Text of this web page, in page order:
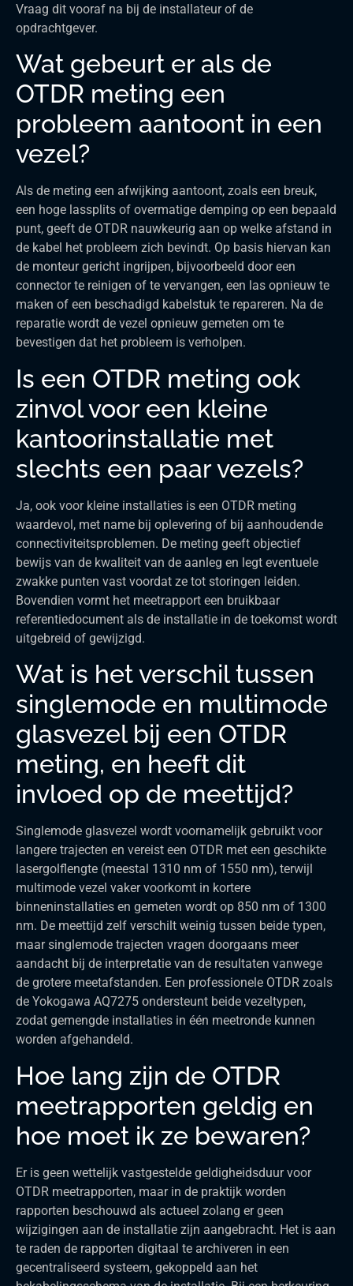
Vraag dit vooraf na bij de installateur of de
opdrachtgever.
Wat gebeurt er als de
OTDR meting een
probleem aantoont in een
vezel?
Als de meting een afwijking aantoont, zoals een breuk,
een hoge lassplits of overmatige demping op een bepaald
punt, geeft de OTDR nauwkeurig aan op welke afstand in
de kabel het probleem zich bevindt. Op basis hiervan kan
de monteur gericht ingrijpen, bijvoorbeeld door een
connector te reinigen of te vervangen, een las opnieuw te
maken of een beschadigd kabelstuk te repareren. Na de
reparatie wordt de vezel opnieuw gemeten om te
bevestigen dat het probleem is verholpen.
Is een OTDR meting ook
zinvol voor een kleine
kantoorinstallatie met
slechts een paar vezels?
Ja, ook voor kleine installaties is een OTDR meting
waardevol, met name bij oplevering of bij aanhoudende
connectiviteitsproblemen. De meting geeft objectief
bewijs van de kwaliteit van de aanleg en legt eventuele
zwakke punten vast voordat ze tot storingen leiden.
Bovendien vormt het meetrapport een bruikbaar
referentiedocument als de installatie in de toekomst wordt
uitgebreid of gewijzigd.
Wat is het verschil tussen
singlemode en multimode
glasvezel bij een OTDR
meting, en heeft dit
invloed op de meettijd?
Singlemode glasvezel wordt voornamelijk gebruikt voor
langere trajecten en vereist een OTDR met een geschikte
lasergolflengte (meestal 1310 nm of 1550 nm), terwijl
multimode vezel vaker voorkomt in kortere
binneninstallaties en gemeten wordt op 850 nm of 1300
nm. De meettijd zelf verschilt weinig tussen beide typen,
maar singlemode trajecten vragen doorgaans meer
aandacht bij de interpretatie van de resultaten vanwege
de grotere meetafstanden. Een professionele OTDR zoals
de Yokogawa AQ7275 ondersteunt beide vezeltypen,
zodat gemengde installaties in één meetronde kunnen
worden afgehandeld.
Hoe lang zijn de OTDR
meetrapporten geldig en
hoe moet ik ze bewaren?
Er is geen wettelijk vastgestelde geldigheidsduur voor
OTDR meetrapporten, maar in de praktijk worden
rapporten beschouwd als actueel zolang er geen
wijzigingen aan de installatie zijn aangebracht. Het is aan
te raden de rapporten digitaal te archiveren in een
gecentraliseerd systeem, gekoppeld aan het